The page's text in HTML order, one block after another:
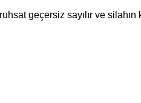
geçersiz sayılır ve